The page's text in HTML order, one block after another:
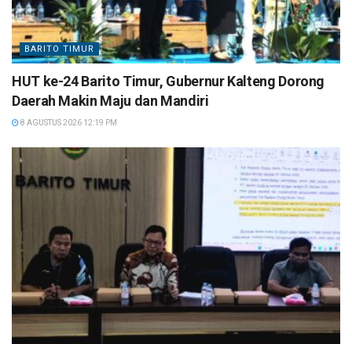
BARITO TIMUR
HUT ke-24 Barito Timur, Gubernur Kalteng Dorong
Daerah Makin Maju dan Mandiri
8 AGUSTUS 2026 12:19 PM